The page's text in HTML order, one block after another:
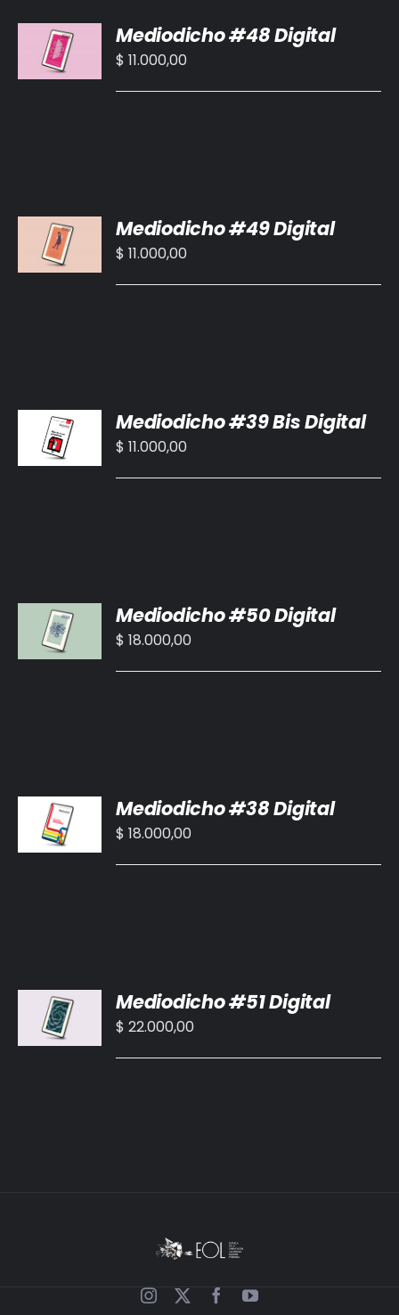
AL
CARRITO
/
Mediodicho #48 Digital
$ 11.000,00
AL
CARRITO
/
Mediodicho #49 Digital
$ 11.000,00
AL
CARRITO
/
Mediodicho #39 Bis Digital
$ 11.000,00
AL
CARRITO
/
Mediodicho #50 Digital
$ 18.000,00
AL
CARRITO
/
Mediodicho #38 Digital
$ 18.000,00
AL
CARRITO
/
Mediodicho #51 Digital
$ 22.000,00